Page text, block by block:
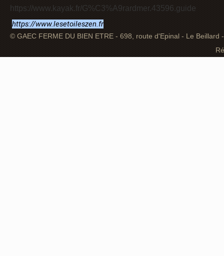
https://www.kayak.fr/G%C3%A9rardmer.43596.guide
https://www.lesetoileszen.fr
© GAEC FERME DU BIEN ETRE - 698, route d'Epinal - Le